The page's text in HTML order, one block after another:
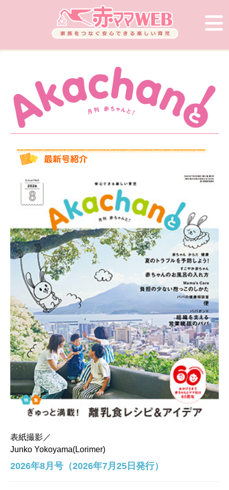
表紙撮影／
Junko Yokoyama(Lorimer)
2026年8月号（2026年7月25日発行）